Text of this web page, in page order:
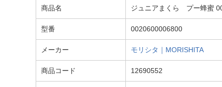
商品名 ジュニアまくら プー蜂蜜
型番 0020600006800
メーカー モリシタ｜MORISHITA
商品コード 12690552